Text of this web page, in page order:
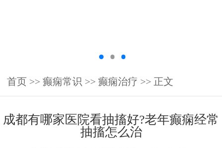
首页 >> 癫痫常识 >> 癫痫治疗 >> 正文
成都有哪家医院看抽搐好?老年癫痫经常
抽搐怎么治